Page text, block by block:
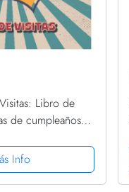
Libro de
de cumpleaños
saludos y
Info